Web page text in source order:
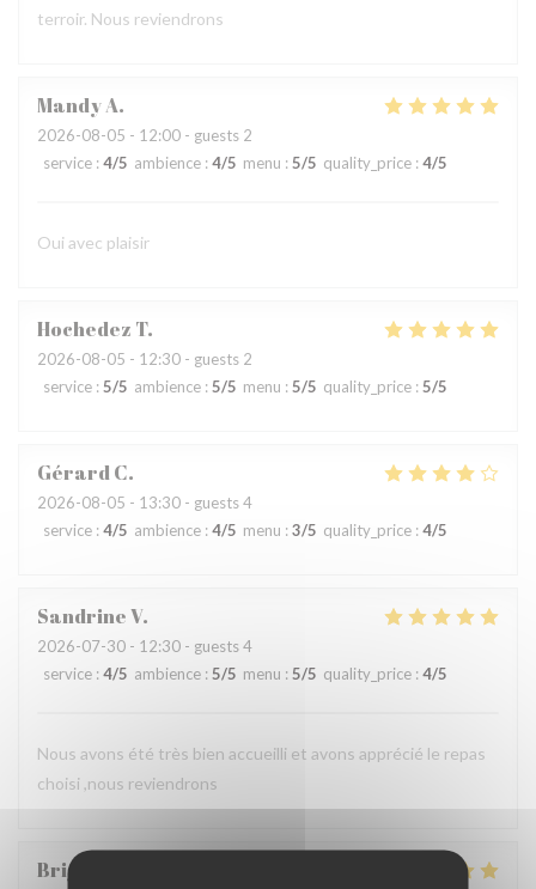
terroir. Nous reviendrons
MandyA
2026-08-05 - 12:00 - guests 2
service : 4/5 ambience : 4/5 menu : 5/5 quality_price : 4/5
Oui avec plaisir
Hochedez T
2026-08-05 - 12:30 - guests 2
service : 5/5 ambience : 5/5 menu : 5/5 quality_price : 5/5
GérardC
2026-08-05 - 13:30 - guests 4
service : 4/5 ambience : 4/5 menu : 3/5 quality_price : 4/5
SandrineV
2026-07-30 - 12:30 - guests 4
service : 4/5 ambience : 5/5 menu : 5/5 quality_price : 4/5
Nous avons été très bien accueilli et avons apprécié le repas
choisi ,nous reviendrons
Brigitte